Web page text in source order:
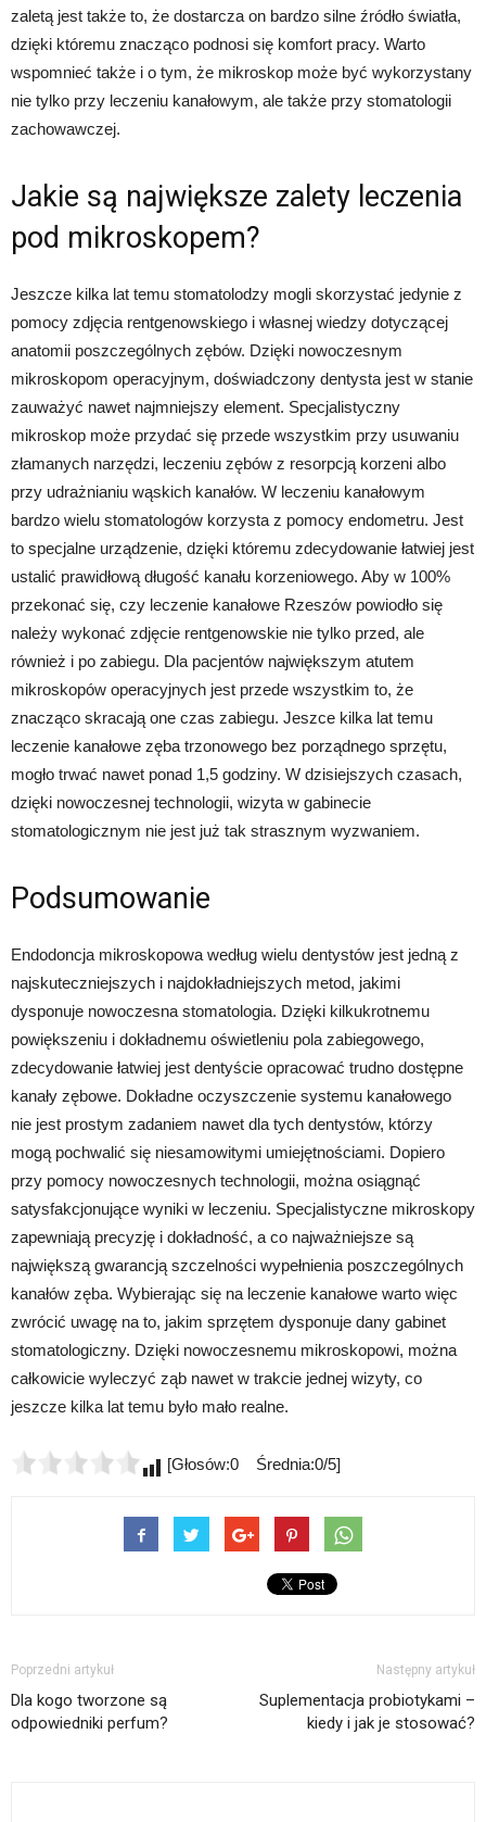
zaletą jest także to, że dostarcza on bardzo silne źródło światła,
dzięki któremu znacząco podnosi się komfort pracy. Warto
wspomnieć także i o tym, że mikroskop może być wykorzystany
nie tylko przy leczeniu kanałowym, ale także przy stomatologii
zachowawczej.
Jakie są największe zalety leczenia
pod mikroskopem?
Jeszcze kilka lat temu stomatolodzy mogli skorzystać jedynie z
pomocy zdjęcia rentgenowskiego i własnej wiedzy dotyczącej
anatomii poszczególnych zębów. Dzięki nowoczesnym
mikroskopom operacyjnym, doświadczony dentysta jest w stanie
zauważyć nawet najmniejszy element. Specjalistyczny
mikroskop może przydać się przede wszystkim przy usuwaniu
złamanych narzędzi, leczeniu zębów z resorpcją korzeni albo
przy udrażnianiu wąskich kanałów. W leczeniu kanałowym
bardzo wielu stomatologów korzysta z pomocy endometru. Jest
to specjalne urządzenie, dzięki któremu zdecydowanie łatwiej jest
ustalić prawidłową długość kanału korzeniowego. Aby w 100%
przekonać się, czy leczenie kanałowe Rzeszów powiodło się
należy wykonać zdjęcie rentgenowskie nie tylko przed, ale
również i po zabiegu. Dla pacjentów największym atutem
mikroskopów operacyjnych jest przede wszystkim to, że
znacząco skracają one czas zabiegu. Jeszce kilka lat temu
leczenie kanałowe zęba trzonowego bez porządnego sprzętu,
mogło trwać nawet ponad 1,5 godziny. W dzisiejszych czasach,
dzięki nowoczesnej technologii, wizyta w gabinecie
stomatologicznym nie jest już tak strasznym wyzwaniem.
Podsumowanie
Endodoncja mikroskopowa według wielu dentystów jest jedną z
najskuteczniejszych i najdokładniejszych metod, jakimi
dysponuje nowoczesna stomatologia. Dzięki kilkukrotnemu
powiększeniu i dokładnemu oświetleniu pola zabiegowego,
zdecydowanie łatwiej jest dentyście opracować trudno dostępne
kanały zębowe. Dokładne oczyszczenie systemu kanałowego
nie jest prostym zadaniem nawet dla tych dentystów, którzy
mogą pochwalić się niesamowitymi umiejętnościami. Dopiero
przy pomocy nowoczesnych technologii, można osiągnąć
satysfakcjonujące wyniki w leczeniu. Specjalistyczne mikroskopy
zapewniają precyzję i dokładność, a co najważniejsze są
największą gwarancją szczelności wypełnienia poszczególnych
kanałów zęba. Wybierając się na leczenie kanałowe warto więc
zwrócić uwagę na to, jakim sprzętem dysponuje dany gabinet
stomatologiczny. Dzięki nowoczesnemu mikroskopowi, można
całkowicie wyleczyć ząb nawet w trakcie jednej wizyty, co
jeszcze kilka lat temu było mało realne.
[Głosów:0 Średnia:0/5]
Poprzedni artykuł
Dla kogo tworzone są
odpowiedniki perfum?
Następny artykuł
Suplementacja probiotykami –
kiedy i jak je stosować?